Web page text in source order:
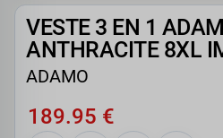
VESTE 3 EN 1
ANTHRACITE 8XL
ADAMO
189.95 €